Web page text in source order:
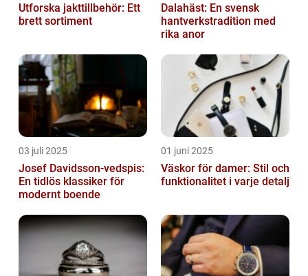
Utforska jakttillbehör: Ett
brett sortiment
Dalahäst: En svensk
hantverkstradition med
rika anor
03 juli 2025
Josef Davidsson-vedspis:
En tidlös klassiker för
modernt boende
01 juni 2025
Väskor för damer: Stil och
funktionalitet i varje detalj